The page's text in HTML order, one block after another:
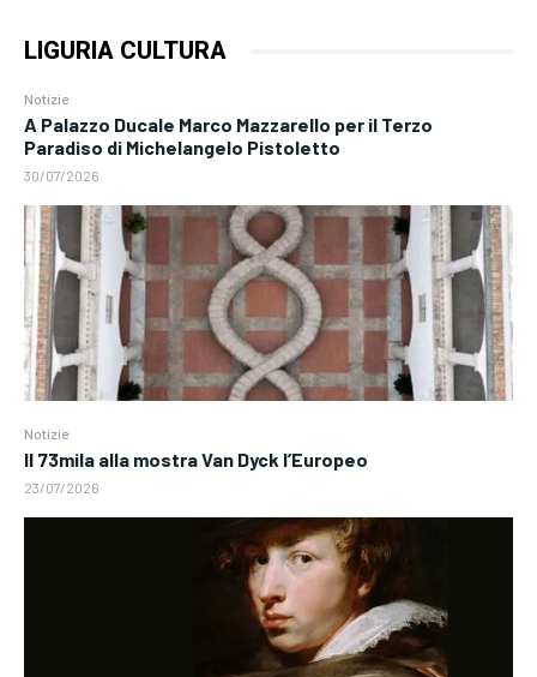
LIGURIA CULTURA
Notizie
A Palazzo Ducale Marco Mazzarello per il Terzo
Paradiso di Michelangelo Pistoletto
30/07/2026
Notizie
Il 73mila alla mostra Van Dyck l’Europeo
23/07/2026